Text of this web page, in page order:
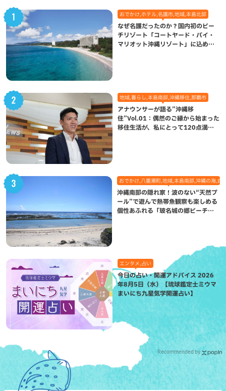
おでかけ,ホテル,名護市,地域,本島北部
なぜ名護だったのか？国内初のビー
チリゾート「コートヤード・バイ・
マリオット沖縄リゾート」に込めら
地域,暮らし,本島南部,沖縄移住,那覇市
アナウンサーが語る”沖縄移
住”Vol.01：偶然のご縁から始まった
移住生活が、私にとって120点満点
おでかけ,八重瀬町,地域,本島南部,沖縄の海,自
沖縄南部の隠れ家！波のない“天然プ
ール”で遊んで熱帯魚観察も楽しめる
個性あふれる「玻名城の郷ビーチ」
エンタメ,占い
今日の占い・開運アドバイス 2026
年8月5日（水）【琉球鑑定士ミウマ
まいにち九星気学開運占い】
Recommended by